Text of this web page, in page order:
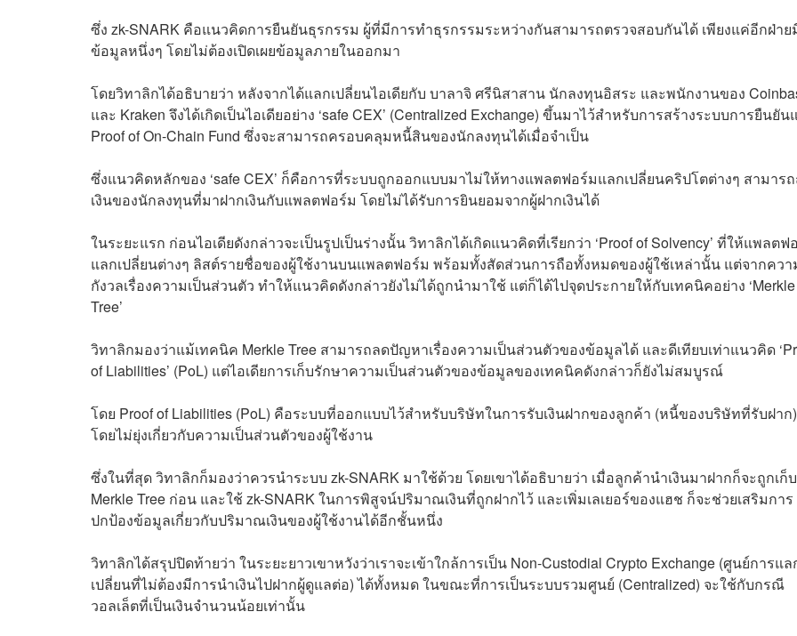
ซึ่ง zk-SNARK คือแนวคิดการยืนยันธุรกรรม ผู้ที่มีการทำธุรกรรมระหว่างกันสามารถตรวจสอบกันได้ เพียงแค่อีกฝ่า
ข้อมูลหนึ่งๆ โดยไม่ต้องเปิดเผยข้อมูลภายในออกมา
โดยวิทาลิกได้อธิบายว่า หลังจากได้แลกเปลี่ยนไอเดียกับ บาลาจิ ศรีนิสาสาน นักลงทุนอิสระ และพนักงานของ
และ Kraken จึงได้เกิดเป็นไอเดียอย่าง ‘safe CEX’ (Centralized Exchange) ขึ้นมาไว้สำหรับการสร้างระบบการยืนยัน
Proof of On-Chain Fund ซึ่งจะสามารถครอบคลุมหนี้สินของนักลงทุนได้เมื่อจำเป็น
ซึ่งแนวคิดหลักของ ‘safe CEX’ ก็คือการที่ระบบถูกออกแบบมาไม่ให้ทางแพลตฟอร์มแลกเปลี่ยนคริปโตต่างๆ สามาร
เงินของนักลงทุนที่มาฝากเงินกับแพลตฟอร์ม โดยไม่ได้รับการยินยอมจากผู้ฝากเงินได้
ในระยะแรก ก่อนไอเดียดังกล่าวจะเป็นรูปเป็นร่างนั้น วิทาลิกได้เกิดแนวคิดที่เรียกว่า ‘Proof of Solvency’ ที่ให้แพลตฟ
แลกเปลี่ยนต่างๆ ลิสต์รายชื่อของผู้ใช้งานบนแพลตฟอร์ม พร้อมทั้งสัดส่วนการถือทั้งหมดของผู้ใช้เหล่านั้น แต่จากคว
กังวลเรื่องความเป็นส่วนตัว ทำให้แนวคิดดังกล่าวยังไม่ได้ถูกนำมาใช้ แต่ก็ได้ไปจุดประกายให้กับเทคนิคอย่าง ‘Merkle
Tree’
วิทาลิกมองว่าแม้เทคนิค Merkle Tree สามารถลดปัญหาเรื่องความเป็นส่วนตัวของข้อมูลได้ และดีเทียบเท่าแนวคิด
of Liabilities’ (PoL) แต่ไอเดียการเก็บรักษาความเป็นส่วนตัวของข้อมูลของเทคนิคดังกล่าวก็ยังไม่สมบูรณ์
โดย Proof of Liabilities (PoL) คือระบบที่ออกแบบไว้สำหรับบริษัทในการรับเงินฝากของลูกค้า (หนี้ของบริษัทที่รับฝาก)
โดยไม่ยุ่งเกี่ยวกับความเป็นส่วนตัวของผู้ใช้งาน
ซึ่งในที่สุด วิทาลิกก็มองว่าควรนำระบบ zk-SNARK มาใช้ด้วย โดยเขาได้อธิบายว่า เมื่อลูกค้านำเงินมาฝากก็จะถูกเก็
Merkle Tree ก่อน และใช้ zk-SNARK ในการพิสูจน์ปริมาณเงินที่ถูกฝากไว้ และเพิ่มเลเยอร์ของแฮช ก็จะช่วยเสริมการ
ปกป้องข้อมูลเกี่ยวกับปริมาณเงินของผู้ใช้งานได้อีกชั้นหนึ่ง
วิทาลิกได้สรุปปิดท้ายว่า ในระยะยาวเขาหวังว่าเราจะเข้าใกล้การเป็น Non-Custodial Crypto Exchange (ศูนย์การแล
เปลี่ยนที่ไม่ต้องมีการนำเงินไปฝากผู้ดูแลต่อ) ได้ทั้งหมด ในขณะที่การเป็นระบบรวมศูนย์ (Centralized) จะใช้กับกรณี
วอลเล็ตที่เป็นเงินจำนวนน้อยเท่านั้น